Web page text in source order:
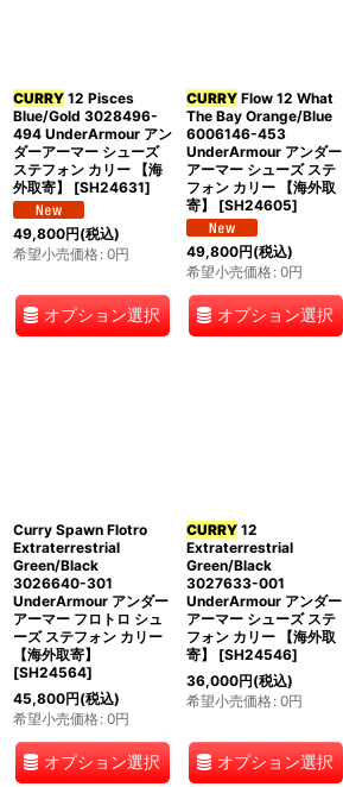
CURRY 12 Pisces
Blue/Gold 3028496-
494 UnderArmour アン
ダーアーマー シューズ
ステフォン カリー 【海
外取寄】
[SH24631]
49,800円(税込)
希望小売価格: 0円
オプション選択
CURRYFlow 12 What
The Bay Orange/Blue
6006146-453
UnderArmour アンダー
アーマー シューズ ステ
フォン カリー 【海外取
寄】
[SH24605]
49,800円(税込)
希望小売価格: 0円
オプション選択
Curry Spawn Flotro
Extraterrestrial
Green/Black
3026640-301
UnderArmour アンダー
アーマー フロトロ シュ
ーズ ステフォン カリー
【海外取寄】
[SH24564]
45,800円(税込)
希望小売価格: 0円
オプション選択
CURRY12
Extraterrestrial
Green/Black
3027633-001
UnderArmour アンダー
アーマー シューズ ステ
フォン カリー 【海外取
寄】
[SH24546]
36,000円(税込)
希望小売価格: 0円
オプション選択